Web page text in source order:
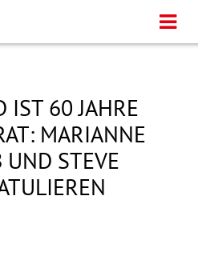
IST 60 JAHRE
MARIANNE
UND STEVE